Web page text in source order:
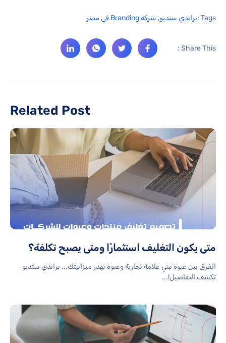
Tags : براندي ستديو, شركة Branding في مصر
Share This :
Related Post
متى يكون التغليف استثمارًا ومتى يصبح تكلفة؟
الفرق بين عبوة تبني علامة تجارية وعبوة تهدر ميزانيتك... براندي ستديو
تكشف التفاصيل!...